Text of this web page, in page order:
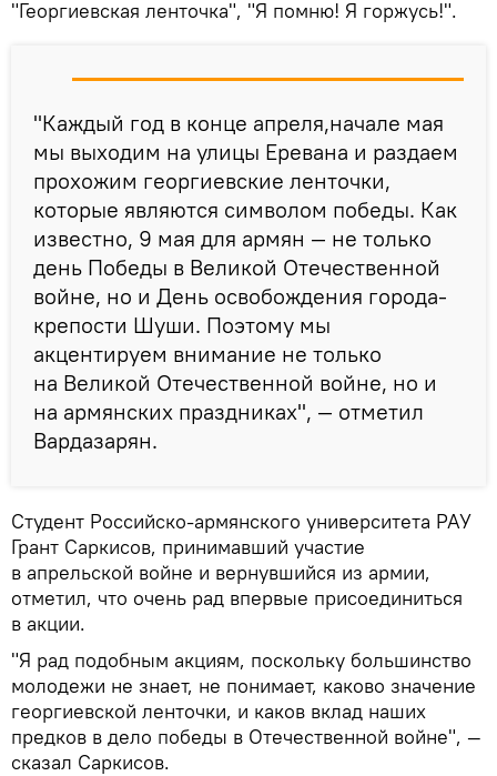
"Георгиевская ленточка", "Я помню! Я горжусь!".
"Каждый год в конце апреля,начале мая
мы выходим на улицы Еревана и раздаем
прохожим георгиевские ленточки,
которые являются символом победы. Как
известно, 9 мая для армян — не только
день Победы в Великой Отечественной
войне, но и День освобождения города-
крепости Шуши. Поэтому мы
акцентируем внимание не только
на Великой Отечественной войне, но и
на армянских праздниках", — отметил
Вардазарян.
Студент Российско-армянского университета РАУ
Грант Саркисов, принимавший участие
в апрельской войне и вернувшийся из армии,
отметил, что очень рад впервые присоединиться
в акции.
"Я рад подобным акциям, поскольку большинство
молодежи не знает, не понимает, каково значение
георгиевской ленточки, и каков вклад наших
предков в дело победы в Отечественной войне", —
сказал Саркисов.